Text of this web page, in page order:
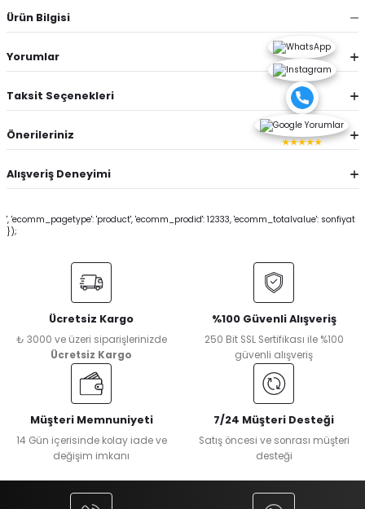
Ürün Bilgisi
Yorumlar
Taksit Seçenekleri
Önerileriniz
Alışveriş Deneyimi
', 'ecomm_pagetype': 'product', 'ecomm_prodid': 12333, 'ecomm_totalvalue': sonfiyat
});
Ücretsiz Kargo
₺ 3000 ve üzeri siparişlerinizde
Ücretsiz Kargo
%100 Güvenli Alışveriş
250 Bit SSL Sertifikası ile %100
güvenli alışveriş
Müşteri Memnuniyeti
14 Gün içerisinde kolay iade ve
değişim imkanı
7/24 Müşteri Desteği
Satış öncesi ve sonrası müşteri
desteği
★★★★★